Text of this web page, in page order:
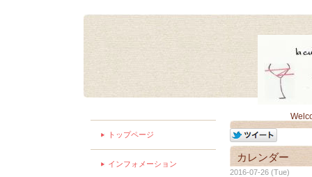
カレンダー
2016-07-26 (Tue)
トップページ
インフォメーション